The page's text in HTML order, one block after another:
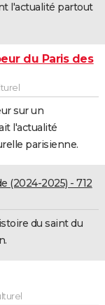
l'actualité partout
du Paris des
sur un
l'actualité
parisienne.
(2024-2025) - 712
du saint du